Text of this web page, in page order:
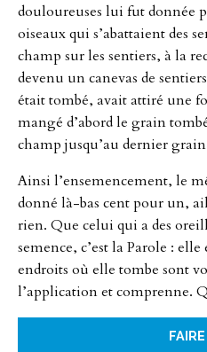
douloureuses lui fut donnée
oiseaux qui s’abattaient des
champ sur les sentiers, à la
devenu un canevas de
était tombé, avait attiré une
mangé d’abord le grain
champ jusqu’au dernier
Ainsi l’ensemencement, le
donné là-bas cent pour un,
rien. Que celui qui a des
semence, c’est la Parole :
endroits où elle tombe sont
l’application et comprenne.